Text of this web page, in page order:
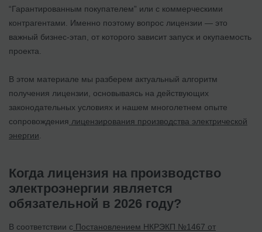
“Гарантированным покупателем” или с коммерческими
контрагентами. Именно поэтому вопрос лицензии — это
важный бизнес-этап, от которого зависит запуск и окупаемость
проекта.
В этом материале мы разберем актуальный алгоритм
получения лицензии, основываясь на действующих
законодательных условиях и нашем многолетнем опыте
сопровождения лицензирования производства электрической
энергии
Когда лицензия на производство
электроэнергии является
обязательной в 2026 году?
В соответствии с Постановлением НКРЭКП №1467 от